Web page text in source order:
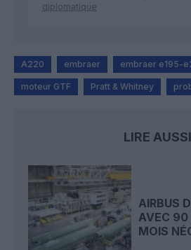
diplomatique
A220 embraer embraer e195-
moteur GTF Pratt & Whitney
LIRE AUSSI
AIRBUS
AVEC 90
MOIS